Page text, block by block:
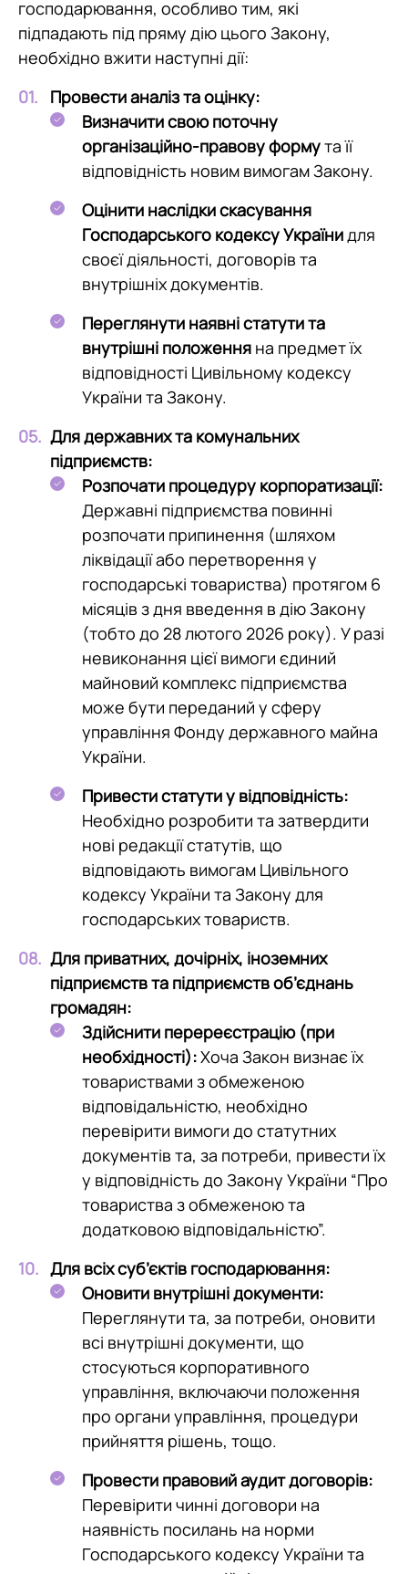
господарювання, особливо тим, які
підпадають під пряму дію цього Закону,
необхідно вжити наступні дії:
Провести аналіз та оцінку:
Визначити свою поточну
організаційно-правову формута її
відповідність новим вимогам Закону.
Оцінити наслідки скасування
Господарського кодексу України для
своєї діяльності, договорів та
внутрішніх документів.
Переглянути наявні статути та
внутрішні положення на предмет їх
відповідності Цивільному кодексу
України та Закону.
Для державних та комунальних
підприємств:
Розпочати процедуру корпоратизації:
Державні підприємства повинні
розпочати припинення (шляхом
ліквідації або перетворення у
господарські товариства) протягом 6
місяців з дня введення в дію Закону
(тобто до 28 лютого 2026 року). У разі
невиконання цієї вимоги єдиний
майновий комплекс підприємства
може бути переданий у сферу
управління Фонду державного майна
України.
Привести статути у відповідність:
Необхідно розробити та затвердити
нові редакції статутів, що
відповідають вимогам Цивільного
кодексу України та Закону для
господарських товариств.
Для приватних, дочірніх, іноземних
підприємств та підприємств об’єднань
громадян:
Здійснити перереєстрацію (при
необхідності):Хоча Закон визнає їх
товариствами з обмеженою
відповідальністю, необхідно
перевірити вимоги до статутних
документів та, за потреби, привести їх
у відповідність до Закону України “Про
товариства з обмеженою та
додатковою відповідальністю”.
Для всіх суб’єктів господарювання:
Оновити внутрішні документи:
Переглянути та, за потреби, оновити
всі внутрішні документи, що
стосуються корпоративного
управління, включаючи положення
про органи управління, процедури
прийняття рішень, тощо.
Провести правовий аудит договорів:
Перевірити чинні договори на
наявність посилань на норми
Господарського кодексу України та